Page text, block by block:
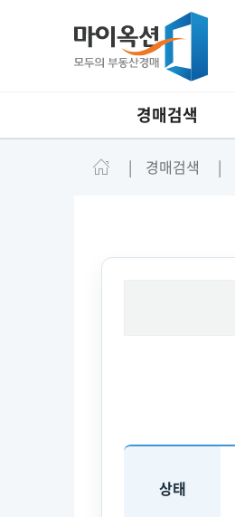
경매검색
경매검색
상태